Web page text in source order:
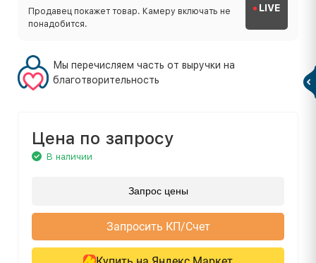
Продавец покажет товар. Камеру включать не
понадобится.
LIVE
Мы перечисляем часть от выручки на
благотворительность
Цена по запросу
В наличии
Запрос цены
Запросить КП/Счет